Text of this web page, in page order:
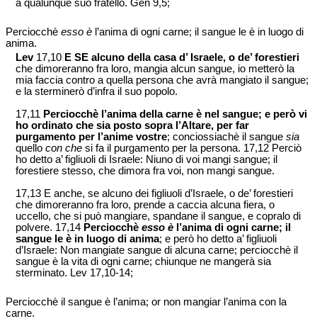
a qualunque suo fratello. Gen 9,5;
Perciocchè esso è l’anima di ogni carne; il sangue le è in luogo di
anima.
Lev17,10 E SE alcuno della casa d’ Israele, o de’ forestieri
che dimoreranno fra loro, mangia alcun sangue, io metterò la
mia faccia contro a quella persona che avrà mangiato il sangue;
e la sterminerò d’infra il suo popolo.
17,11 Perciocchè l’anima della carne è nel sangue; e però vi
ho ordinato che sia posto sopra l’Altare, per far
purgamento per l’anime vostre; conciossiachè il sangue sia
quello con che si fa il purgamento per la persona. 17,12 Perciò
ho detto a’ figliuoli di Israele: Niuno di voi mangi sangue; il
forestiere stesso, che dimora fra voi, non mangi sangue.
17,13 E anche, se alcuno dei figliuoli d’Israele, o de’ forestieri
che dimoreranno fra loro, prende a caccia alcuna fiera, o
uccello, che si può mangiare, spandane il sangue, e copralo di
polvere. 17,14 Perciocchè esso è l’anima di ogni carne; il
sangue le è in luogo di anima; e però ho detto a’ figliuoli
d’Israele: Non mangiate sangue di alcuna carne; perciocchè il
sangue è la vita di ogni carne; chiunque ne mangerà sia
sterminato. Lev 17,10-14;
Perciocchè il sangue è l’anima; or non mangiar l’anima con la
carne.